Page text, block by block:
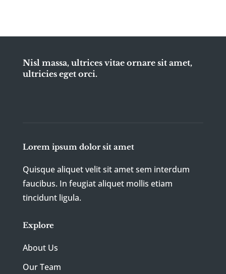
Nisl massa, ultrices vitae ornare sit amet,
ultricies eget orci.
Lorem ipsum dolor sit amet
Quisque aliquet velit sit amet sem interdum
faucibus. In feugiat aliquet mollis etiam
tincidunt ligula.
Explore
About Us
Our Team